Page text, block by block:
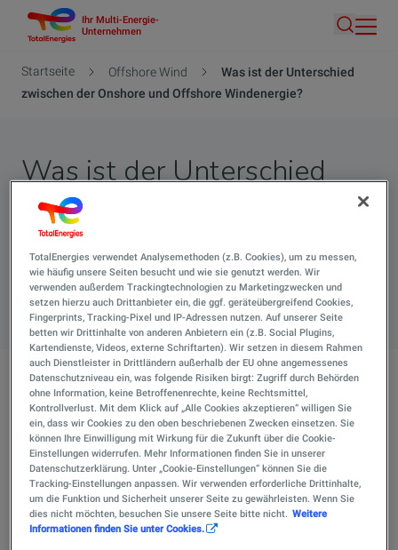
Inhalt
Ihr Multi-Energie-
Unternehmen
Suche
Pfadnavigation
Startseite Offshore Wind
Was ist der Unterschied
zwischen der Onshore und Offshore Windenergie?
Was ist der Unterschied
zwischen der Onshore und
Offshore Windenergie?
Was ist der Unterschied zwischen der Onshore und
Offshore Windenergie?
Der wichtigste Unterschied im Vergleich von Onshore-
(an Land) und Offshore-Windenergie (auf See) liegt in
der Konstanz der Stromerzeugung und im erzielbaren
Ertrag. Während Onshore‑Wind typischerweise bei
2.500–3.500 Volllaststunden liegt, werden offshore
TotalEnergies verwendet Analysemethoden (z.B. Cookies), um zu messen,
wie häufig unsere Seiten besucht und wie sie genutzt werden. Wir
verwenden außerdem Trackingtechnologien zu Marketingzwecken und
setzen hierzu auch Drittanbieter ein, die ggf. geräteübergreifend Cookies,
Fingerprints, Tracking-Pixel und IP-Adressen nutzen. Auf unserer Seite
betten wir Drittinhalte von anderen Anbietern ein (z.B. Social Plugins,
Kartendienste, Videos, externe Schriftarten). Wir setzen in diesem Rahmen
auch Dienstleister in Drittländern außerhalb der EU ohne angemessenes
Datenschutzniveau ein, was folgende Risiken birgt: Zugriff durch Behörden
ohne Information, keine Betroffenenrechte, keine Rechtsmittel,
Kontrollverlust. Mit dem Klick auf „Alle Cookies akzeptieren“ willigen Sie
ein, dass wir Cookies zu den oben beschriebenen Zwecken einsetzen. Sie
können Ihre Einwilligung mit Wirkung für die Zukunft über die Cookie-
Einstellungen widerrufen. Mehr Informationen finden Sie in unserer
Datenschutzerklärung. Unter „Cookie-Einstellungen“ können Sie die
Tracking-Einstellungen anpassen. Wir verwenden erforderliche Drittinhalte,
um die Funktion und Sicherheit unserer Seite zu gewährleisten. Wenn Sie
dies nicht möchten, besuchen Sie unsere Seite bitte nicht. Weitere
Informationen finden Sie unter Cookies.